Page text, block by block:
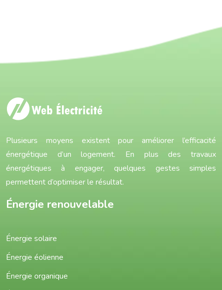
Plusieurs moyens existent pour améliorer l’efficacité
énergétique d’un logement. En plus des travaux
énergétiques à engager, quelques gestes simples
permettent d’optimiser le résultat.
Énergie renouvelable
Énergie solaire
Énergie éolienne
Énergie organique